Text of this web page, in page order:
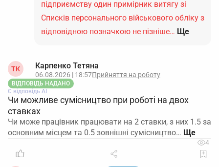
підприємству один примірник витягу зі
Списків персонального військового обліку з
відповідною позначкою не пізніше… Ще
ТК Карпенко Тетяна
06.08.2026 | 18:57Прийняття на роботу
ВІДПОВІДЬ НАДАНО
Є відповідь АІ
Чи можливе сумісництво при роботі на двох
ставках
Чи може працівник працювати на 2 ставки, з них 1.5 за
основним місцем та 0.5 зовнішні сумісництво…
4